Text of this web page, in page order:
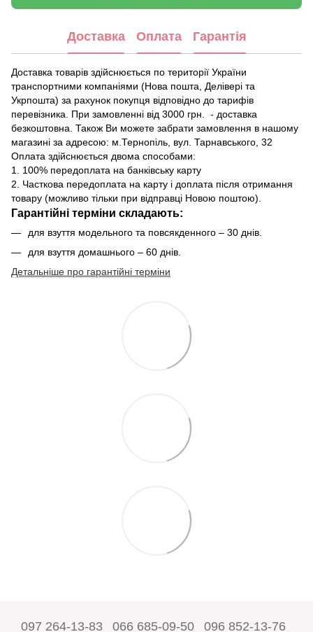
Доставка Оплата Гарантія
Доставка товарів здійснюється по території України
транспортними компаніями (Нова пошта, Делівері та
Укрпошта) за рахунок покупця відповідно до тарифів
перевізника. При замовленні від 3000 грн. - доставка
безкоштовна. Також Ви можете забрати замовлення в нашому
магазині за адресою: м.Тернопіль, вул. Тарнавського, 32
Оплата здійснюється двома способами:
1. 100% передоплата на банківську карту
2. Часткова передоплата на карту і доплата після отримання
товару (можливо тільки при відправці Новою поштою).
Гарантійні терміни складають:
для взуття модельного та повсякденного – 30 днів.
для взуття домашнього – 60 днів.
Детальніше про гарантійні терміни
097 264-13-83 066 685-09-50 096 852-13-76